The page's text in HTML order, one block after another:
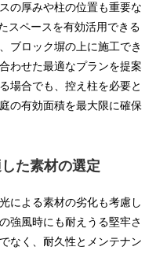
の厚みや柱の位置も重要な
スペースを有効活用できる
ブロック塀の上に施工でき
わせた最適なプランを提案
場合でも、控え柱を必要と
の有効面積を最大限に確保
た素材の選定
による素材の劣化も考慮し
強風時にも耐えうる堅牢さ
なく、耐久性とメンテナン